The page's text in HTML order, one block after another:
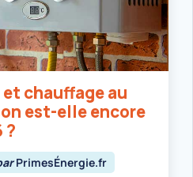
chauffage au
est-elle encore
?
PrimesÉnergie.fr